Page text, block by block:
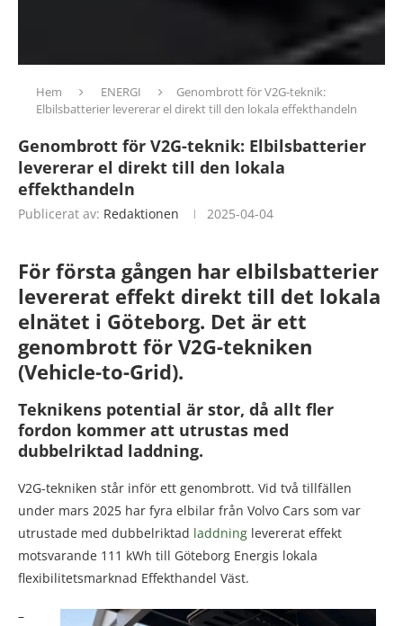
Hem ENERGI
Genombrott för V2G-teknik:
Elbilsbatterier levererar el direkt till den lokala effekthandeln
Genombrott för V2G-teknik: Elbilsbatterier
levererar el direkt till den lokala
effekthandeln
Publicerat av: Redaktionen 2025-04-04
För första gången har elbilsbatterier
levererat effekt direkt till det lokala
elnätet i Göteborg. Det är ett
genombrott för V2G-tekniken
(Vehicle-to-Grid).
Teknikens potential är stor, då allt fler
fordon kommer att utrustas med
dubbelriktad laddning.
V2G-tekniken står inför ett genombrott. Vid två tillfällen
under mars 2025 har fyra elbilar från Volvo Cars som var
utrustade med dubbelriktad laddning levererat effekt
motsvarande 111 kWh till Göteborg Energis lokala
flexibilitetsmarknad Effekthandel Väst.
–